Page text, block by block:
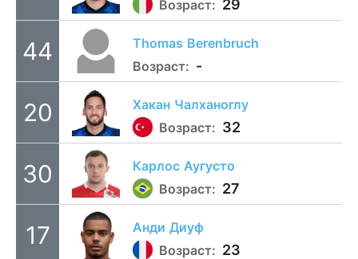
Возраст: 29
44 Thomas Berenbruch
Возраст: -
20 Хакан Чалханоглу
Возраст: 32
30 Карлос Аугусто
Возраст: 27
17 Анди Диуф
Возраст: 23